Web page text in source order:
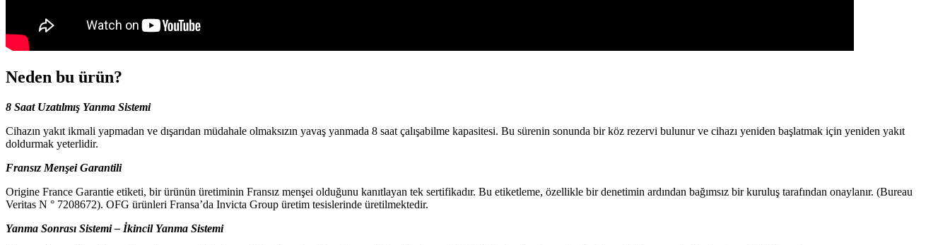
Neden bu ürün?
8 Saat Uzatılmış Yanma Sistemi
Cihazın yakıt ikmali yapmadan ve dışarıdan müdahale olmaksızın yavaş yanmada 8 saat çalışabilme kapasitesi. Bu sürenin sonunda bir köz rezervi bulunur ve cihazı yeniden başlatmak için yeniden yakıt
doldurmak yeterlidir.
Fransız Menşei Garantili
Origine France Garantie etiketi, bir ürünün üretiminin Fransız menşei olduğunu kanıtlayan tek sertifikadır. Bu etiketleme, özellikle bir denetimin ardından bağımsız bir kuruluş tarafından onaylanır. (Bureau
Veritas N ° 7208672). OFG ürünleri Fransa’da Invicta Group üretim tesislerinde üretilmektedir.
Yanma Sonrası Sistemi – İkincil Yanma Sistemi